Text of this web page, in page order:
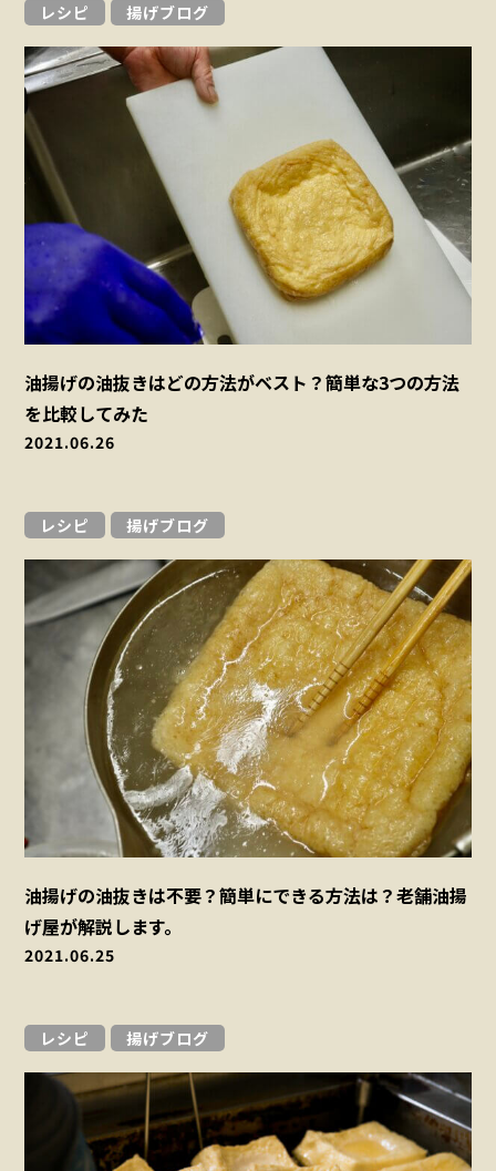
レシピ 揚げブログ
油揚げの油抜きはどの方法がベスト？簡単な3つの方法
を比較してみた
2021.06.26
レシピ 揚げブログ
油揚げの油抜きは不要？簡単にできる方法は？老舗油揚
げ屋が解説します。
2021.06.25
レシピ 揚げブログ